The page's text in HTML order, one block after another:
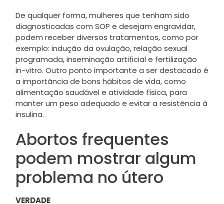
De qualquer forma, mulheres que tenham sido
diagnosticadas com SOP e desejam engravidar,
podem receber diversos tratamentos, como por
exemplo: indução da ovulação, relação sexual
programada, inseminação artificial e fertilização
in-vitro. Outro ponto importante a ser destacado é
a importância de bons hábitos de vida, como
alimentação saudável e atividade física, para
manter um peso adequado e evitar a resistência à
insulina.
Abortos frequentes
podem mostrar algum
problema no útero
VERDADE